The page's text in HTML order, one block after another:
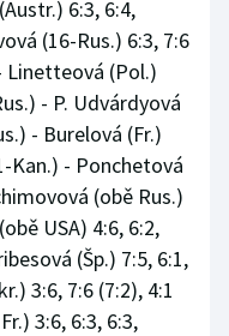
6:3, 6:4,
(16-Rus.) 6:3, 7:6
Linetteová (Pol.)
- P. Udvárdyová
- Burelová (Fr.)
Kan.) - Ponchetová
(obě Rus.)
USA) 4:6, 6:2,
(Šp.) 7:5, 6:1,
3:6, 7:6 (7:2), 4:1
3:6, 6:3, 6:3,